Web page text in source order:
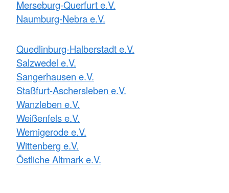
Merseburg-Querfurt e.V.
Naumburg-Nebra e.V.
Quedlinburg-Halberstadt e.V.
Salzwedel e.V.
Sangerhausen e.V.
Staßfurt-Aschersleben e.V.
Wanzleben e.V.
Weißenfels e.V.
Wernigerode e.V.
Wittenberg e.V.
Östliche Altmark e.V.